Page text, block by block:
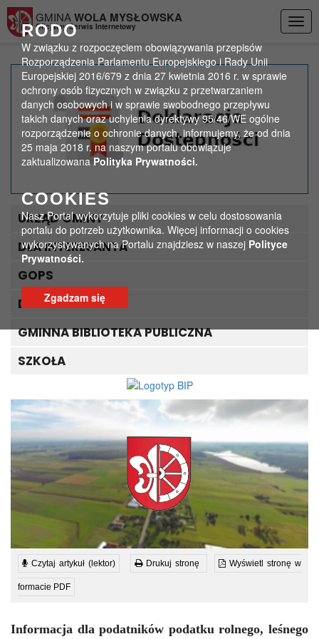
RODO
W związku z rozpoczęciem obowiązywania przepisów
Rozporządzenia Parlamentu Europejskiego i Rady Unii
Europejskiej 2016/679 z dnia 27 kwietnia 2016 r. w sprawie
ochrony osób fizycznych w związku z przetwarzaniem
danych osobowych i w sprawie swobodnego przepływu
takich danych oraz uchylenia dyrektywy 95/46/WE ogólne
rozporządzenie o ochronie danych, informujemy, że od dnia
25 maja 2018 r. na naszym portalu obowiązuje
zaktualizowanaPolityka Prywatności.
COOKIES
Nasz Portal wykorzytuje pliki cookies w celu dostosowania
portalu do potrzeb użytkownika. Więcej informacji o cookies
wykorzystywanych na Portalu znajdziesz w naszej Polityce
Prywatności.
Zgadzam się
GMINA WOLA MYSŁOWSKA
Oficjalny Serwis Internetowy
Informacja dla
podatników podatku
rolnego, leśnego i od
nieruchomości (osoby
fizyczne)
Strona główna > Ważne >
Informacja dla podatników podatku rolnego, leśnego i od
nieruchomości (osoby fizyczne)
URZĄD GMINY
DLA INTERESANTA
GOPS
DLA TURYSTY
GMINNA BIBLIOTEKA PUBLICZNA
SZKOŁA
Czytaj artykuł (lektor) Drukuj stronę Wyświetl stronę w
formacie PDF
Informacja dla podatników podatku rolnego, leśnego